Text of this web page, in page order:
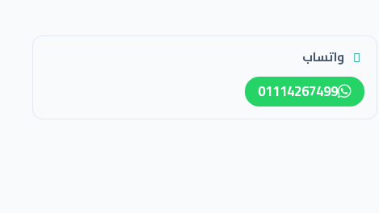
واتساب
01114267499